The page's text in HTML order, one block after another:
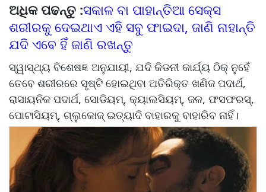
ଅଧିକ ପଢନ୍ତୁ :ସକାଳ ବା ପାହାନ୍ତିଆ ସେକ୍ସ
ଶରୀରକୁ ଦେଇଥାଏ ଏହି ସବୁ ଫାଇଦା, ଜାଣି ନାହାନ୍ତି
ଯଦି ଏବେ ହିଁ ଜାଣି ରଖନ୍ତୁ
ସ୍ୱାସ୍ଥ୍ୟ ବିଶେଷଜ୍ଞ ଅନୁଯାୟୀ, ଯଦି କିଡନୀ କାର୍ଯ୍ୟ ଠିକ୍ ନୁହେଁ
ତେବେ ଶରୀରରେ ସୃଷ୍ଟି ହୋଇଥିବା ଅତିରିକ୍ତ ଖଣିଜ ପଦାର୍ଥ,
ରାସାୟନିକ ପଦାର୍ଥ, ସୋଡିୟମ୍, କ୍ୟାଲସିୟମ୍, ଜଳ, ଫସଫରସ୍,
ପୋଟାସିୟମ୍, ଗ୍ଲୁକୋଜ୍ ଇତ୍ୟାଦି ବାହାରକୁ ବାହାରିବ ନାହିଁ।